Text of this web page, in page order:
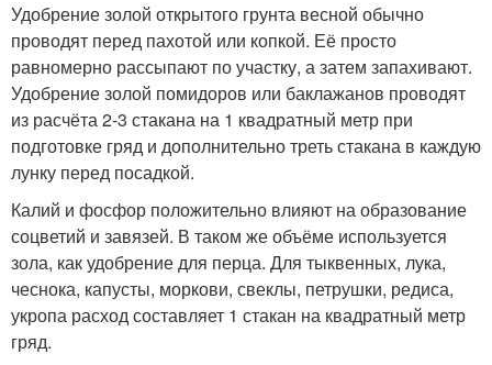
Удобрение золой открытого грунта весной обычно
проводят перед пахотой или копкой. Её просто
равномерно рассыпают по участку, а затем запахивают.
Удобрение золой помидоров или баклажанов проводят
из расчёта 2-3 стакана на 1 квадратный метр при
подготовке гряд и дополнительно треть стакана в каждую
лунку перед посадкой.
Калий и фосфор положительно влияют на образование
соцветий и завязей. В таком же объёме используется
зола, как удобрение для перца. Для тыквенных, лука,
чеснока, капусты, моркови, свеклы, петрушки, редиса,
укропа расход составляет 1 стакан на квадратный метр
гряд.